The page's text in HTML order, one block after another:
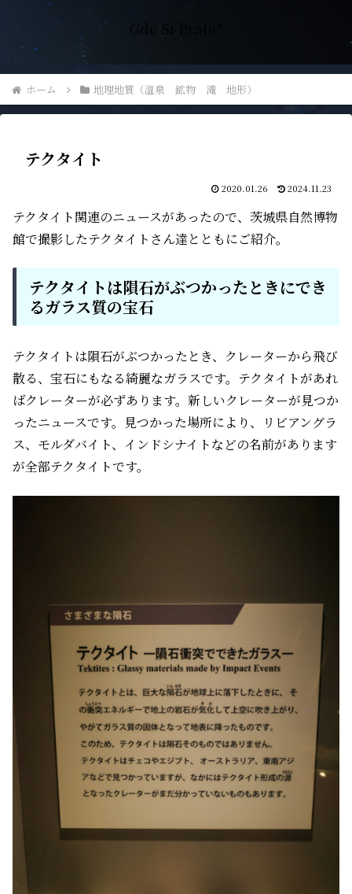
Gde Si Brate?
ホーム 地理地質（温泉 鉱物 滝 地形）
テクタイト
2020.01.26 2024.11.23
テクタイト関連のニュースがあったので、茨城県自然博物
館で撮影したテクタイトさん達とともにご紹介。
テクタイトは隕石がぶつかったときにでき
るガラス質の宝石
テクタイトは隕石がぶつかったとき、クレーターから飛び
散る、宝石にもなる綺麗なガラスです。テクタイトがあれ
ばクレーターが必ずあります。新しいクレーターが見つか
ったニュースです。見つかった場所により、リビアングラ
ス、モルダバイト、インドシナイトなどの名前があります
が全部テクタイトです。